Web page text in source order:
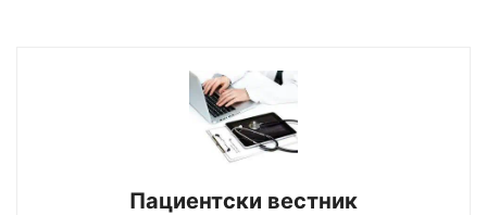
Пациентски вестник